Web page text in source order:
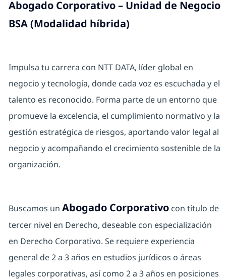
Abogado Corporativo – Unidad de Negocio
BSA (Modalidad híbrida)
Impulsa tu carrera con NTT DATA, líder global en
negocio y tecnología, donde cada voz es escuchada y el
talento es reconocido. Forma parte de un entorno que
promueve la excelencia, el cumplimiento normativo y la
gestión estratégica de riesgos, aportando valor legal al
negocio y acompañando el crecimiento sostenible de la
organización.
Buscamos un Abogado Corporativocon título de
tercer nivel en Derecho, deseable con especialización
en Derecho Corporativo. Se requiere experiencia
general de 2 a 3 años en estudios jurídicos o áreas
legales corporativas, así como 2 a 3 años en posiciones